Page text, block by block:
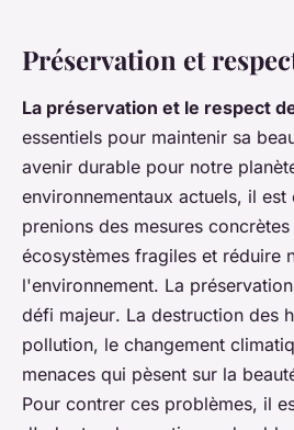
Préservation et
La préservation et le respect
essentiels pour maintenir sa
avenir durable pour notre
environnementaux actuels, il
prenions des mesures
écosystèmes fragiles et réduire
l'environnement. La
défi majeur. La destruction des
pollution, le changement
menaces qui pèsent sur la
Pour contrer ces problèmes, il